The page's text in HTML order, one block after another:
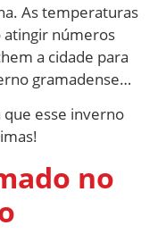
As temperaturas
atingir números
a cidade para
gramadense…
esse inverno
no